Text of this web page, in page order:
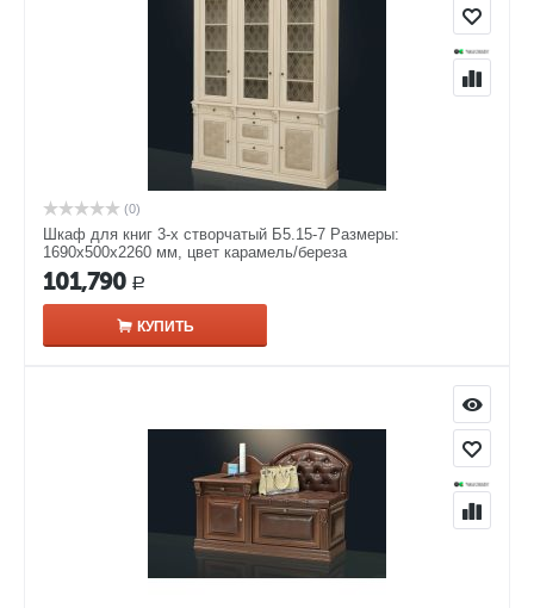
(0)
Шкаф для книг 3-х створчатый Б5.15-7 Размеры:
1690х500х2260 мм, цвет карамель/береза
101,790 Р
КУПИТЬ